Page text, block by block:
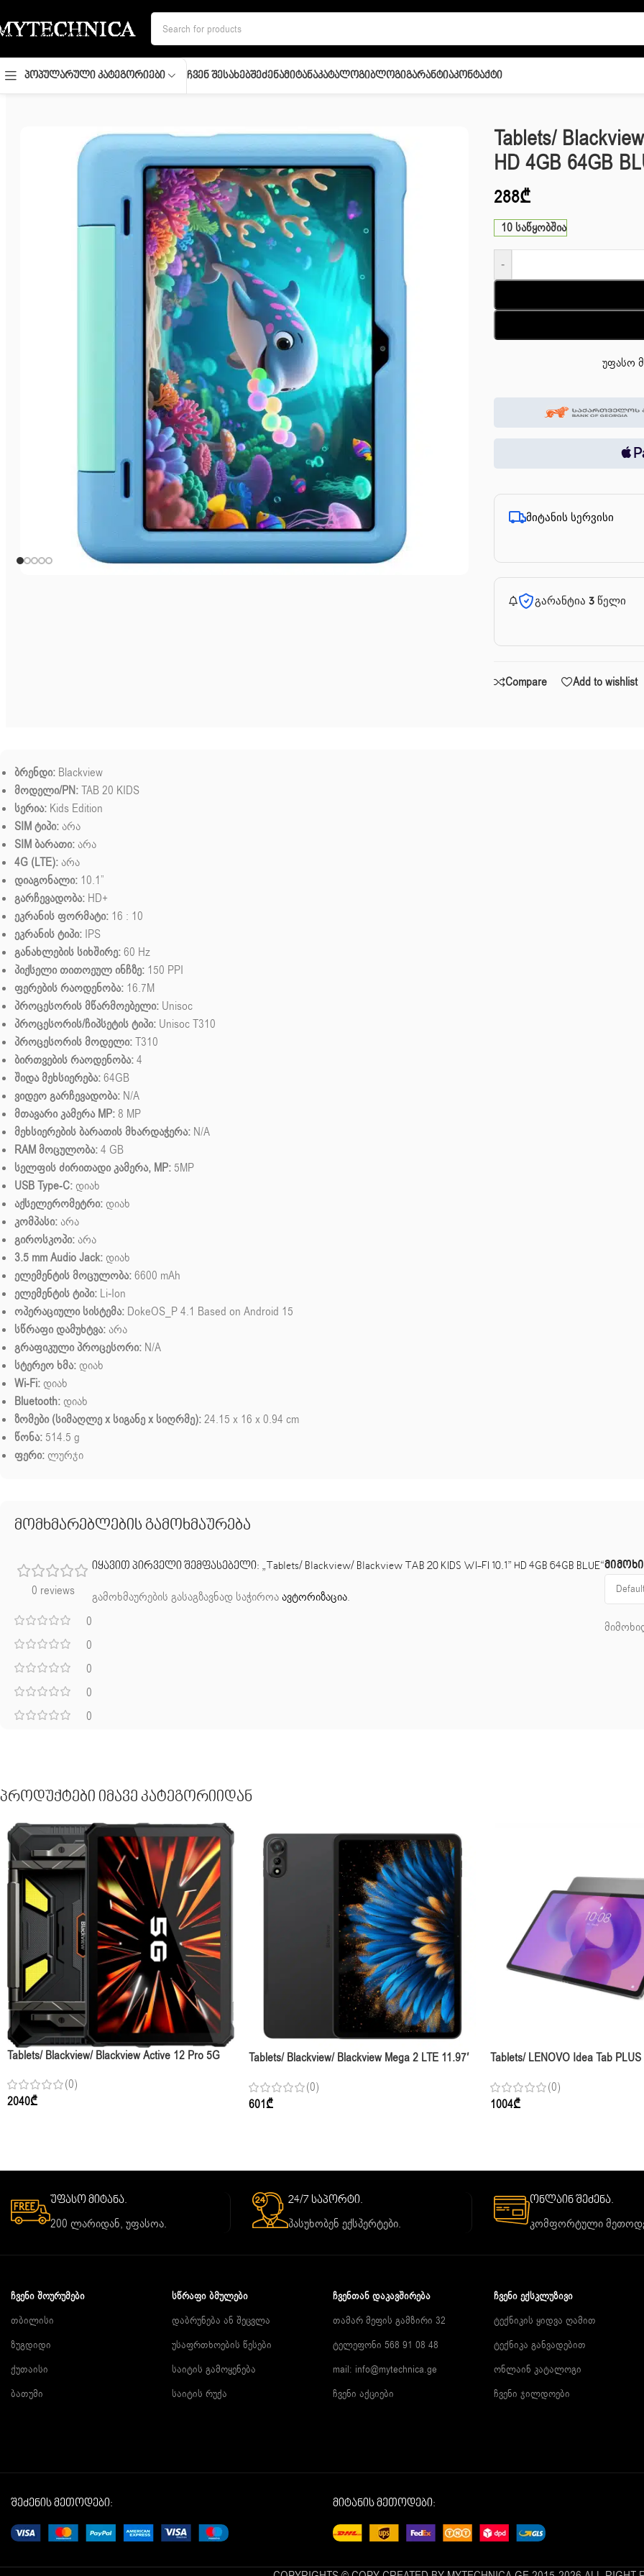
Skip to main content
Პოპულარული Კატეგორიები Ჩვენ ᲨესახებᲨეძენაᲛიტანაᲙატალოგიᲑლოგიᲒარანტიაᲙონტაქტი
Tablets/
HD 4GB 64GB
288₾
10 საწყობშია
-
უფასო
მიტანის სერვისი
გარანტია 3 წელი
Compare Add to wishlist
ბრენდი: Blackview
მოდელი/PN:TAB 20 KIDS
სერია: Kids Edition
SIM ტიპი:არა
SIM ბარათი:არა
4G (LTE):არა
დიაგონალი: 10.1”
გარჩევადობა: HD+
ეკრანის ფორმატი: 16 : 10
ეკრანის ტიპი: IPS
განახლების სიხშირე:60 Hz
პიქსელი თითოეულ ინჩზე: 150 PPI
ფერების რაოდენობა: 16.7M
პროცესორის მწარმოებელი: Unisoc
პროცესორის/ჩიპსეტის ტიპი: Unisoc T310
პროცესორის მოდელი:T310
ბირთვების რაოდენობა:4
შიდა მეხსიერება:64GB
ვიდეო გარჩევადობა: N/A
მთავარი კამერა MP:8 MP
მეხსიერების ბარათის მხარდაჭერა: N/A
RAM მოცულობა:4 GB
სელფის ძირითადი კამერა, MP: 5MP
USB Type-C: დიახ
აქსელერომეტრი: დიახ
კომპასი:არა
გიროსკოპი:არა
3.5 mm Audio Jack: დიახ
ელემენტის მოცულობა:6600 mAh
ელემენტის ტიპი: Li-Ion
ოპერაციული სისტემა: DokeOS_P 4.1 Based on Android 15
სწრაფი დამუხტვა:არა
გრაფიკული პროცესორი: N/A
სტერეო ხმა: დიახ
Wi-Fi: დიახ
Bluetooth: დიახ
ზომები (სიმაღლე x სიგანე x სიღრმე):24.15 x 16 x 0.94 cm
წონა: 514.5 g
ფერი: ლურჯი
მომხმარებლების გამოხმაურება
0 reviews
0
0
0
0
0
იყავით პირველი შემფასებელი: „Tablets/ Blackview/ Blackview TAB 20 KIDS WI-FI 10.1” HD 4GB 64GB BLUE“
გამოხმაურების გასაგზავნად საჭიროაავტორიზაცია.
Პროდუქტები Იმავე Კატეგორიიდან
Tablets/ Blackview/ Blackview Active 12 Pro 5G
(0)
2040₾
Tablets/ Blackview/ Blackview Mega 2 LTE 11.97′
Keyboard
(0)
601₾
Tablets/ LENOVO Idea Tab
(0)
1004₾
უფასო მიტანა.
200 ლარიდან, უფასოა.
24/7 საპორტი.
პასუხობენ ექსპერტები.
ონლაინ შეძენა.
კომფორტული
ᲩᲕᲔᲜᲘ ᲨᲝᲣᲠᲣᲛᲔᲑᲘ
თბილისი
ზუგდიდი
ქუთაისი
ბათუმი
ᲡᲬᲠᲐᲤᲘ ᲑᲛᲣᲚᲔᲑᲘ
დაბრუნება ან შეცვლა
უსაფრთხოების წესები
საიტის გამოყენება
საიტის რუქა
ᲩᲕᲔᲜᲗᲐᲜ ᲓᲐᲙᲐᲕᲨᲘᲠᲔᲑᲐ
თამარ მეფის გამზირი 32
ტელეფონი 568 91 08 48
mail: info@mytechnica.ge
ჩვენი აქციები
ᲩᲕᲔᲜᲘ ᲔᲥᲡᲙᲚᲣᲖᲘᲕᲘ
ტექნიკის ყიდვა ღამით
ტექნიკა განვადებით
ონლაინ კატალოგი
ჩვენი ჯილდოები
შეძენის მეთოდები: მიტანის მეთოდები: